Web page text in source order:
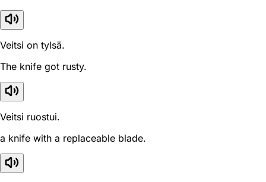
Veitsi on tylsä.
The knife got rusty.
Veitsi ruostui.
a knife with a replaceable blade.